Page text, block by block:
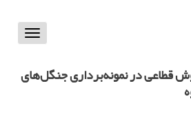
Toggle
در نمونه‌برداری جنگل‌های